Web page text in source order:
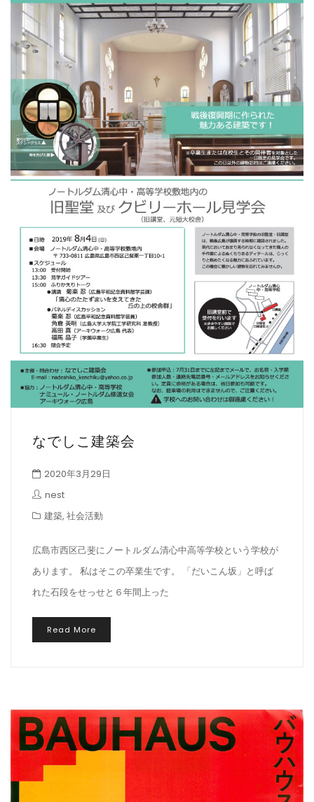
なでしこ建築会
2020年3月29日
nest
建築, 社会活動
広島市西区己斐にノートルダム清心中高等学校という学校が
あります。 私はそこの卒業生です。 「だいこん坂」と呼ば
れた石段をせっせと６年間上った
Read More